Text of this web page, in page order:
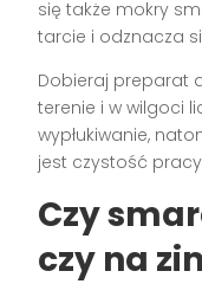
się także mokry
tarcie i odznacza
Dobieraj preparat
terenie i w wilgoci
wypłukiwanie,
jest czystość
Czy
czy na